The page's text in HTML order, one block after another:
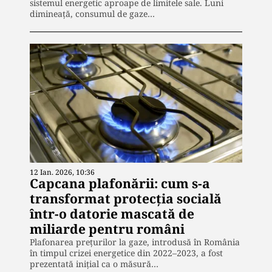
sistemul energetic aproape de limitele sale. Luni
dimineață, consumul de gaze…
12 Ian. 2026, 10:36
Capcana plafonării: cum s-a
transformat protecția socială
într-o datorie mascată de
miliarde pentru români
Plafonarea prețurilor la gaze, introdusă în România
în timpul crizei energetice din 2022–2023, a fost
prezentată inițial ca o măsură…